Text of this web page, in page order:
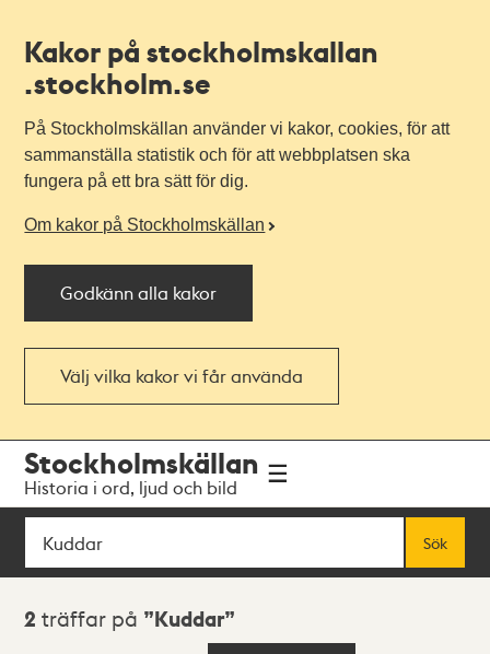
Kakor på stockholmskallan
.stockholm.se
På Stockholmskällan använder vi kakor, cookies, för att
sammanställa statistik och för att webbplatsen ska
fungera på ett bra sätt för dig.
Om kakor på Stockholmskällan
Godkänn alla kakor
Välj vilka kakor vi får använda
navigationen
huvudinnehållet
Stockholmskällan
Historia i ord, ljud och bild
Sök
Sök
Sökresultat
2 träffar på Kuddar